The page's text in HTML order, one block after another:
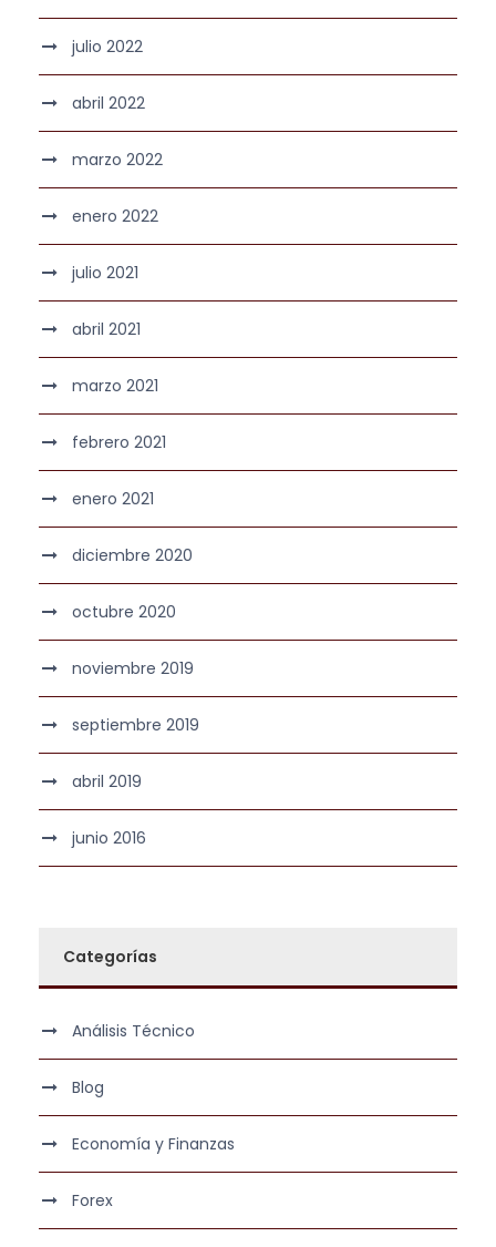
julio 2022
abril 2022
marzo 2022
enero 2022
julio 2021
abril 2021
marzo 2021
febrero 2021
enero 2021
diciembre 2020
octubre 2020
noviembre 2019
septiembre 2019
abril 2019
junio 2016
Categorías
Análisis Técnico
Blog
Economía y Finanzas
Forex